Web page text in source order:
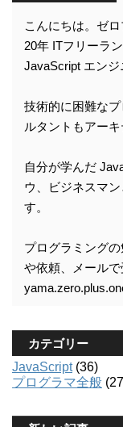
こんにちは。ゼ
20年 ITフリーラ
JavaScript エンジ
技術的に困難な
ルタントもアー
自分が学んだ
ウ、ビジネスマ
す。
プログラミング
や依頼、メールで
カテゴリー
JavaScript(36)
プログラマ全般